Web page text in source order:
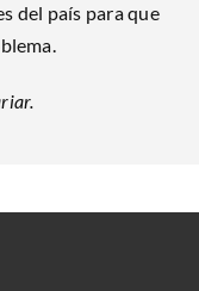
del país para que